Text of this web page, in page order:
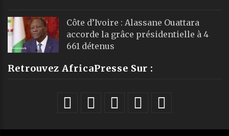
Côte d’Ivoire : Alassane Ouattara
accorde la grâce présidentielle à 4
661 détenus
Retrouvez AfricaPresse Sur :